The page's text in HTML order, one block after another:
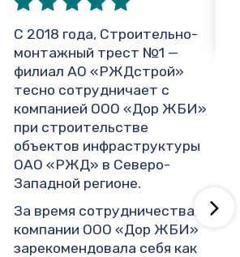
С 2018 года, Строительно-
монтажный трест №1 —
филиал АО «РЖДстрой»
тесно сотрудничает с
компанией ООО «Дор ЖБИ»
при строительстве
объектов инфраструктуры
ОАО «РЖД» в Северо-
Западной регионе.
За время сотрудничества,
компании ООО «Дор ЖБИ»
зарекомендовала себя как